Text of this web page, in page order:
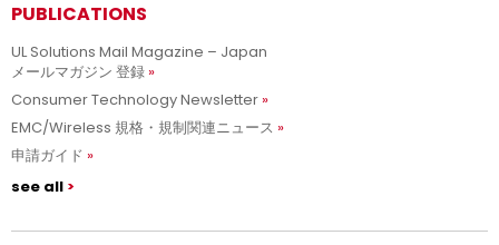
PUBLICATIONS
UL Solutions Mail Magazine – Japan
メールマガジン 登録
Consumer Technology Newsletter
EMC/Wireless 規格・規制関連ニュース
申請ガイド
see all